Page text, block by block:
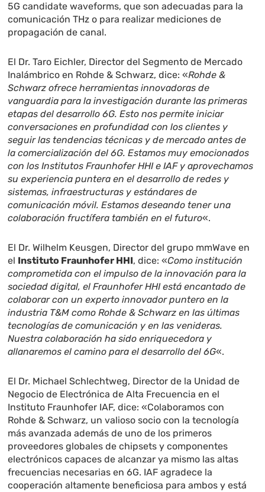
5G candidate waveforms, que son adecuadas para la
comunicación THz o para realizar mediciones de
propagación de canal.
El Dr. Taro Eichler, Director del Segmento de Mercado
Inalámbrico en Rohde & Schwarz, dice: «Rohde &
Schwarz ofrece herramientas innovadoras de
vanguardia para la investigación durante las primeras
etapas del desarrollo 6G. Esto nos permite iniciar
conversaciones en profundidad con los clientes y
seguir lastendencias técnicas y de mercado antes de
la comercialización del 6G. Estamos muy emocionados
con los Institutos Fraunhofer HHI e IAF y aprovechamos
su experiencia puntera en el desarrollo de redes y
sistemas, infraestructuras y estándares de
comunicación móvil. Estamos deseando tener una
colaboración fructífera también en el futuro«.
El Dr. Wilhelm Keusgen, Director del grupo mmWave en
el Instituto Fraunhofer HHI, dice: «Como institución
comprometida con el impulso de la innovación para la
sociedad digital, el Fraunhofer HHI está encantado de
colaborar con un experto innovador puntero en la
industria T&M como Rohde & Schwarz en las últimas
tecnologías de comunicación y en las venideras.
Nuestra colaboración ha sido enriquecedora y
allanaremos el camino para el desarrollo del 6G«.
El Dr. Michael Schlechtweg, Director de la Unidad de
Negocio de Electrónica de Alta Frecuencia en el
Instituto Fraunhofer IAF, dice: «Colaboramos con
Rohde & Schwarz, un valioso socio con la tecnología
más avanzada además de uno de los primeros
proveedores globales de chipsets y componentes
electrónicos capaces de alcanzar ya mismo las altas
frecuencias necesarias en 6G. IAF agradece la
cooperación altamente beneficiosa para ambos y está